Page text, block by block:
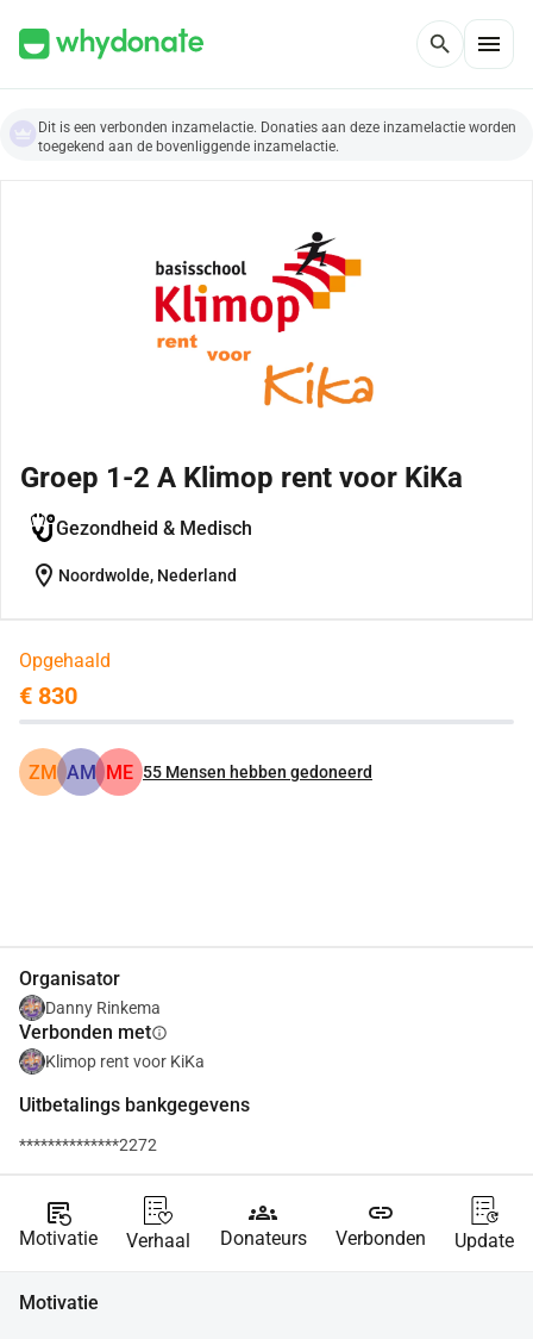
search menu
Dit is een verbonden inzamelactie. Donaties aan deze inzamelactie worden
toegekend aan de bovenliggende inzamelactie.
Groep 1-2 A Klimop rent voor KiKa
Gezondheid & Medisch
location_on Noordwolde, Nederland
Opgehaald
€ 830
ZM AM ME 55 Mensen hebben gedoneerd
Organisator
Danny Rinkema
Verbonden metinfo
Klimop rent voor KiKa
Uitbetalings bankgegevens
**************2272
source_notes
Motivatie Verhaal
groups
Donateurs
link
Verbonden Update
Motivatie